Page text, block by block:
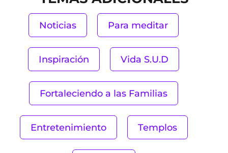
Noticias Para meditar
Inspiración Vida S.U.D
Fortaleciendo a las Familias
Entretenimiento Templos